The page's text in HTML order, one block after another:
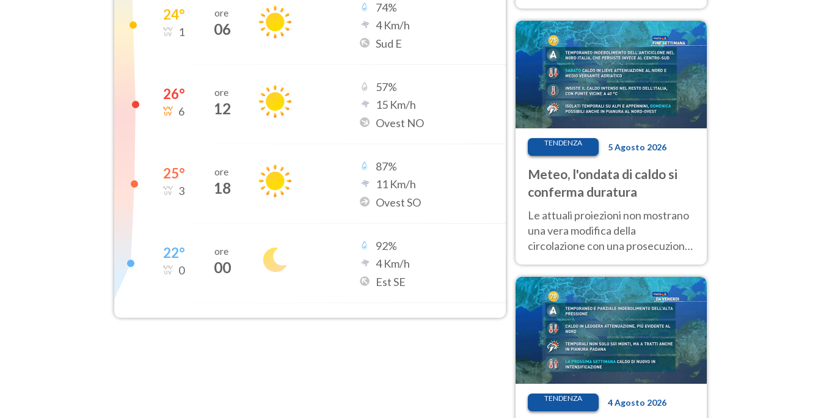
24°
1
ore
06
74%
4Km/h
Sud E
26°
6
ore
12
57%
15 Km/h
Ovest NO
25°
3
ore
18
87%
11 Km/h
Ovest SO
22°
0
ore
00
92%
4Km/h
Est SE
temperature molto elevate
TENDENZA 5 Agosto 2026
Meteo, l'ondata di caldo si
conferma duratura
Le attuali proiezioni non mostrano
una vera modifica della
circolazione con una prosecuzione
giorni, compresa la settimana di
Ferragosto
TENDENZA 4 Agosto 2026